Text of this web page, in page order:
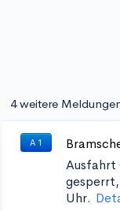
4 weitere
A 1
Ausfahrt
Uhr.